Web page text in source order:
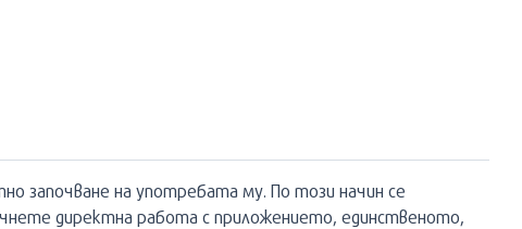
започване на употребата му. По този начин се
директна работа с приложението, единственото,